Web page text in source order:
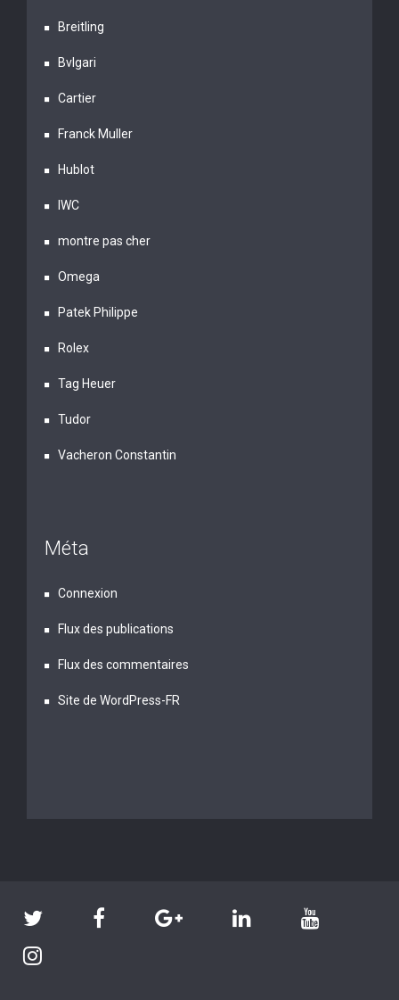
Breitling
Bvlgari
Cartier
Franck Muller
Hublot
IWC
montre pas cher
Omega
Patek Philippe
Rolex
Tag Heuer
Tudor
Vacheron Constantin
Méta
Connexion
Flux des publications
Flux des commentaires
Site de WordPress-FR